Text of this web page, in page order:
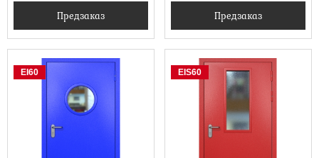
Предзаказ Предзаказ
EI60 EIS60